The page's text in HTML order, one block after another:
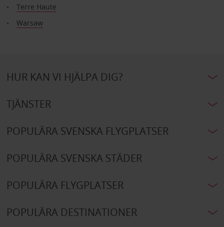
Terre Haute
Warsaw
HUR KAN VI HJÄLPA DIG?
TJÄNSTER
POPULÄRA SVENSKA FLYGPLATSER
POPULÄRA SVENSKA STÄDER
POPULÄRA FLYGPLATSER
POPULÄRA DESTINATIONER